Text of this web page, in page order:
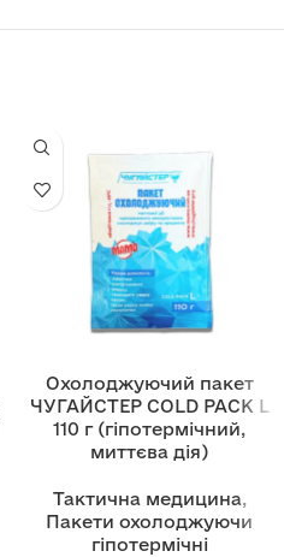
Охолоджуючий пакет
ЧУГАЙСТЕР COLD PACK L
110 г (гіпотермічний,
миттєва дія)
Тактична медицина,
Пакети охолоджуючи
гіпотермічні